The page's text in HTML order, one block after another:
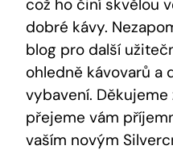
což ho činí skvělou
dobré kávy.
blog pro ‍další
ohledně kávovarů a
vybavení.
přejeme vám
vaším novým​